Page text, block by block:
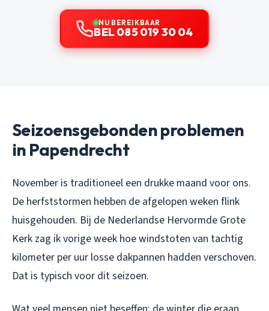
NU BEREIKBAAR
BEL 085 019 30 04
Seizoensgebonden problemen
in Papendrecht
November is traditioneel een drukke maand voor ons.
De herfststormen hebben de afgelopen weken flink
huisgehouden. Bij de Nederlandse Hervormde Grote
Kerk zag ik vorige week hoe windstoten van tachtig
kilometer per uur losse dakpannen hadden verschoven.
Dat is typisch voor dit seizoen.